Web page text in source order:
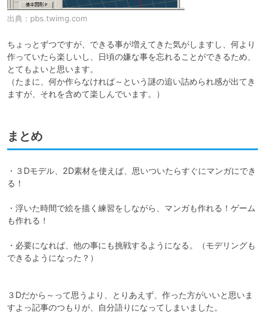
出典： pbs.twimg.com
ちょっとずつですが、できる事が増えてきた気がしますし、何より
作っていたら楽しいし、日頃の嫌な事を忘れることができるため、
とてもよいと思います。
（たまに、何か作らなければ～という謎の追い詰められ感が出てき
ますが、それを含めて楽しんでいます。）
まとめ
・３Dモデル、2D素材を使えば、思いついたらすぐにマンガにでき
る！
・浮いた時間で絵を描く練習をしながら、マンガも作れる！ゲーム
も作れる！
・必要になれば、他の事にも挑戦するようになる。（モデリングも
できるようになった？）
３Dだから～って思うより、とりあえず、作った方がいいと思いま
すよっ記事のつもりが、自分語りになってしまいました。